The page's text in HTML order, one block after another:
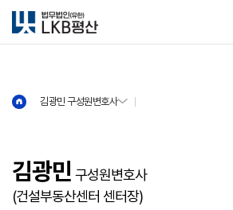
김광민 구성원변호사
김광민 구성원변호사
김광민 구성원변호사
(건설부동산센터 센터장)